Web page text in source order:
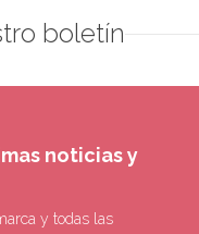
boletín
noticias y
y todas las